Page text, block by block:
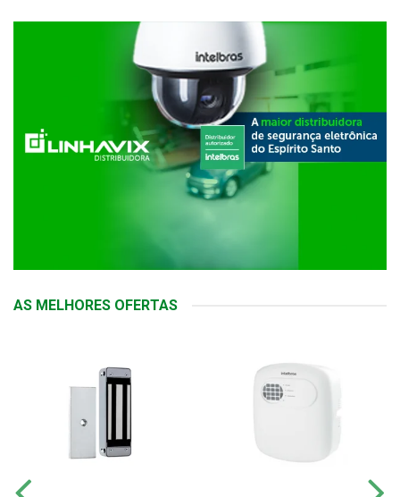
AS MELHORES OFERTAS